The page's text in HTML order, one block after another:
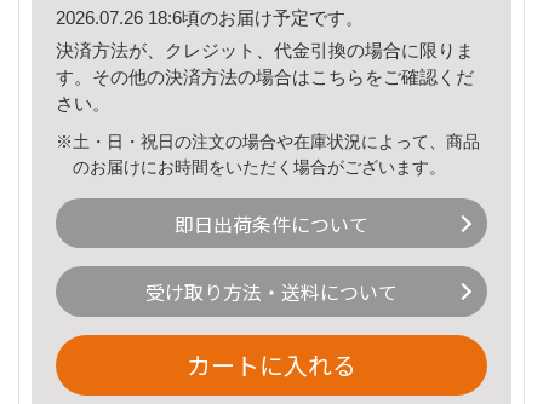
2026.07.26 18:6頃のお届け予定です。
決済方法が、クレジット、代金引換の場合に限りま
す。その他の決済方法の場合はこちら をご確認くだ
さい。
※土・日・祝日の注文の場合や在庫状況によって、商品
のお届けにお時間をいただく場合がございます。
即日出荷条件について
受け取り方法・送料について
カートに入れる